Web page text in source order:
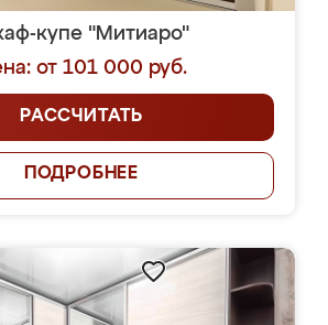
купе "Митиаро"
от 101 000 руб.
РАССЧИТАТЬ
ПОДРОБНЕЕ